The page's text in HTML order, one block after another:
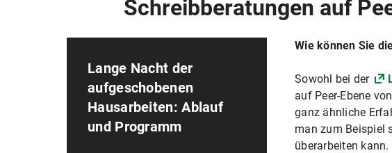
Schreibberatungen auf
Lange Nacht der
aufgeschobenen
Hausarbeiten: Ablauf
und Programm
Wie können Sie
Sowohl bei der
auf Peer-Ebene
ganz ähnliche
man zum Beispiel
überarbeiten kann.